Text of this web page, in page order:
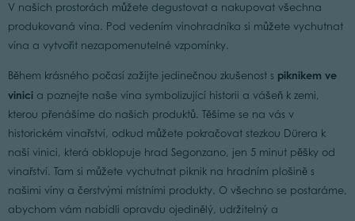
V našich prostorách můžete degustovat a nakupovat všechna
produkovaná vína. Pod vedením vinohradníka si můžete vychutnat
vína a vytvořit nezapomenutelné vzpomínky.
Během krásného počasí zažijte jedinečnou zkušenost s piknikem ve
vinicia poznejte naše vína symbolizující historii a vášeň k zemi,
kterou přenášíme do našich produktů. Těšíme se na vás v
historickém vinařství, odkud můžete pokračovat stezkou Dürera k
naší vinici, která obklopuje hrad Segonzano, jen 5 minut pěšky od
vinařství. Tam si můžete vychutnat piknik na hradním plošině s
našimi víny a čerstvými místními produkty. O všechno se postaráme,
abychom vám nabídli opravdu ojedinělý, udržitelný a